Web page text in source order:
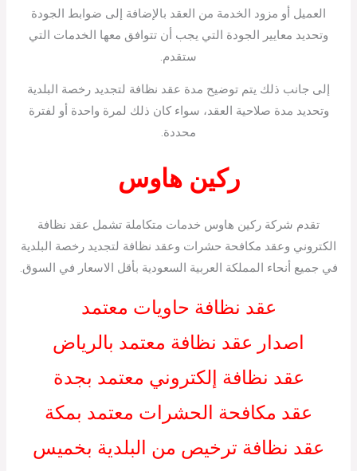
العميل أو مزود الخدمة من العقد بالإضافة إلى ضوابط الجودة
وتحديد معايير الجودة التي يجب أن تتوافق معها الخدمات التي
ستقدم.
إلى جانب ذلك يتم توضيح مدة عقد نظافة لتجديد رخصة البلدية
وتحديد مدة صلاحية العقد، سواء كان ذلك لمرة واحدة أو لفترة
محددة.
ركين هاوس
تقدم شركة ركين هاوس خدمات متكاملة تشمل عقد نظافة
الكتروني وعقد مكافحة حشرات وعقد نظافة لتجديد رخصة البلدية
في جميع أنحاء المملكة العربية السعودية بأقل الاسعار في السوق.
عقد نظافة حاويات معتمد
اصدار عقد نظافة معتمد بالرياض
عقد نظافة إلكتروني معتمد بجدة
عقد مكافحة الحشرات معتمد بمكة
عقد نظافة ترخيص من البلدية بخميس